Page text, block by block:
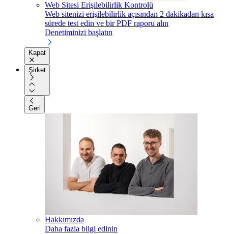
Web Sitesi Erişilebilirlik Kontrolü
Web sitenizi erişilebilirlik açısından 2 dakikadan kısa
sürede test edin ve bir PDF raporu alın
Denetiminizi başlatın
Kapat
Şirket
Geri
Hakkımızda
Daha fazla bilgi edinin